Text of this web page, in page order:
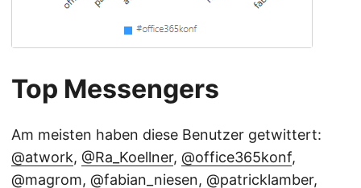
Top Messengers
Am meisten haben diese Benutzer getwittert:
@atwork, @Ra_Koellner, @office365konf,
@magrom, @fabian_niesen, @patricklamber,